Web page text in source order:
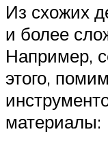
Из схожих
и более
Например,
этого,
материалы: